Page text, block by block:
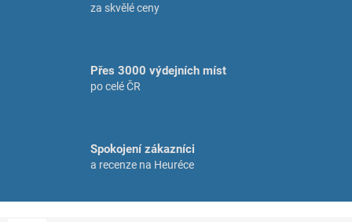
za skvělé ceny
Přes 3000 výdejních míst
po celé ČR
Spokojení zákazníci
a recenze na Heuréce